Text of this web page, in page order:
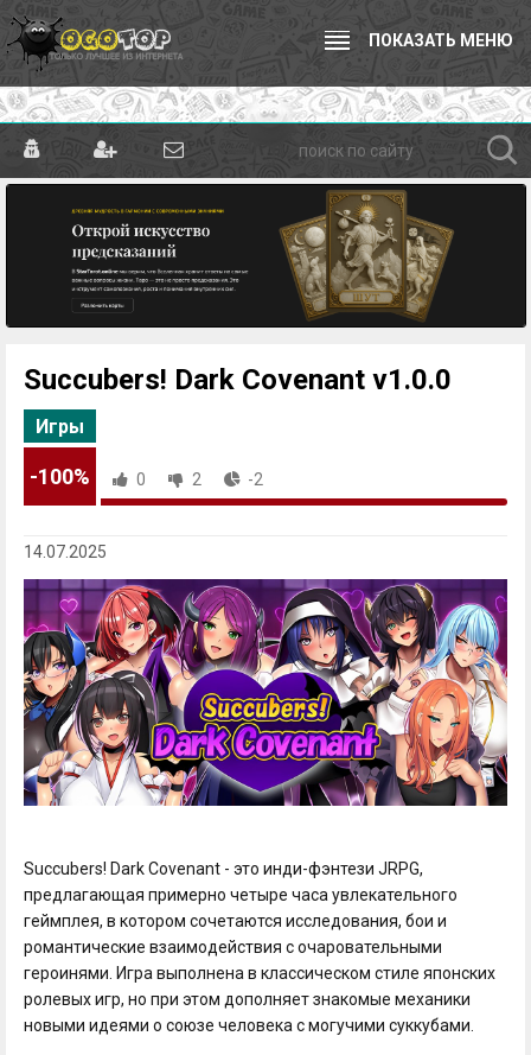
ПОКАЗАТЬ МЕНЮ
Succubers! Dark Covenant v1.0.0
Игры
-100% 0 2 -2
14.07.2025
Succubers! Dark Covenant - это инди-фэнтези JRPG,
предлагающая примерно четыре часа увлекательного
геймплея, в котором сочетаются исследования, бои и
романтические взаимодействия с очаровательными
героинями. Игра выполнена в классическом стиле японских
ролевых игр, но при этом дополняет знакомые механики
новыми идеями о союзе человека с могучими суккубами.